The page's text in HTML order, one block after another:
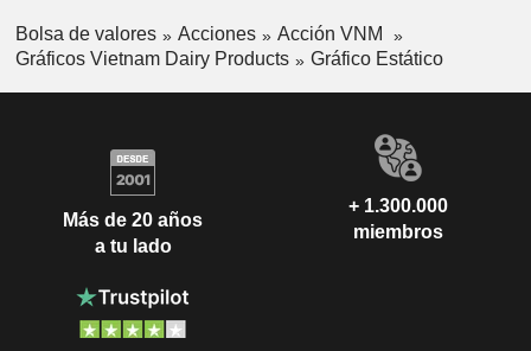
Bolsa de valores Acciones
Acción VNM
Gráficos Vietnam Dairy Products
Gráfico Estático
Más de 20 años
a tu lado
+ 1.300.000
miembros